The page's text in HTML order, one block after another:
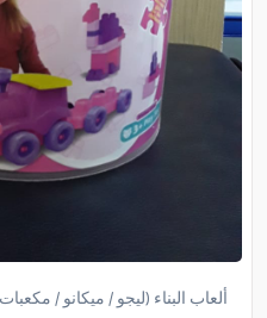
ألعاب البناء (ليجو / ميكانو /